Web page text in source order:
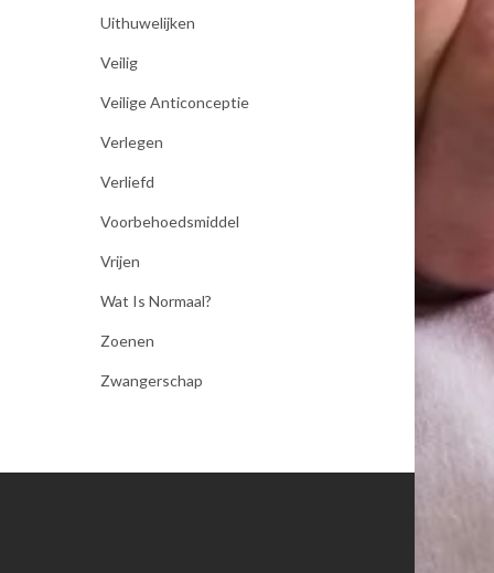
Uithuwelijken
Veilig
Veilige Anticonceptie
Verlegen
Verliefd
Voorbehoedsmiddel
Vrijen
Wat Is Normaal?
Zoenen
Zwangerschap